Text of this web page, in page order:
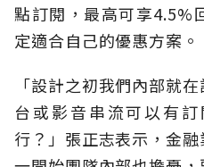
點訂閱，最高可享4.5%
定適合自己的優惠方案。
「設計之初我們內部就
台或影音串流可以有
行？」張正志表示，金